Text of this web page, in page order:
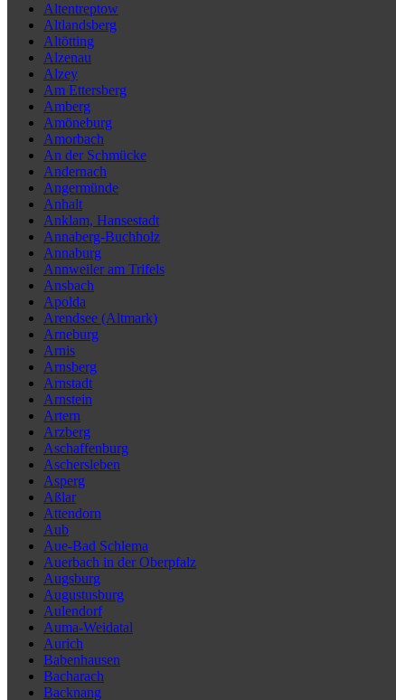
Altentreptow
Altlandsberg
Altötting
Alzenau
Alzey
Am Ettersberg
Amberg
Amöneburg
Amorbach
An der Schmücke
Andernach
Angermünde
Anhalt
Anklam, Hansestadt
Annaberg-Buchholz
Annaburg
Annweiler am Trifels
Ansbach
Apolda
Arendsee (Altmark)
Arneburg
Arnis
Arnsberg
Arnstadt
Arnstein
Artern
Arzberg
Aschaffenburg
Aschersleben
Asperg
Aßlar
Attendorn
Aub
Aue-Bad Schlema
Auerbach in der Oberpfalz
Augsburg
Augustusburg
Aulendorf
Auma-Weidatal
Aurich
Babenhausen
Bacharach
Backnang